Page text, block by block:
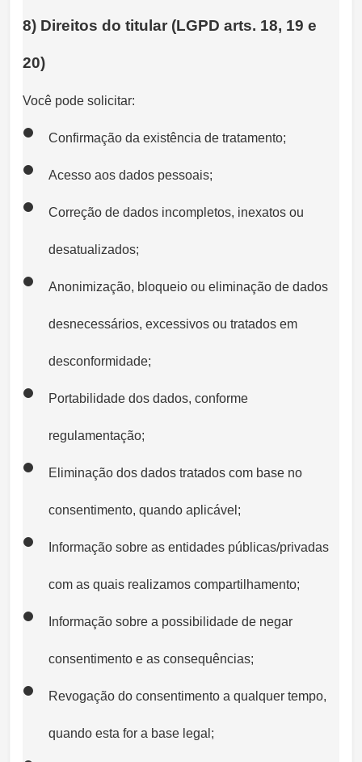
8) Direitos do titular (LGPD arts. 18, 19 e
20)
Você pode solicitar:
Confirmação da existência de tratamento;
Acesso aos dados pessoais;
Correção de dados incompletos, inexatos ou
desatualizados;
Anonimização, bloqueio ou eliminação de dados
desnecessários, excessivos ou tratados em
desconformidade;
Portabilidade dos dados, conforme
regulamentação;
Eliminação dos dados tratados com base no
consentimento, quando aplicável;
Informação sobre as entidades públicas/privadas
com as quais realizamos compartilhamento;
Informação sobre a possibilidade de negar
consentimento e as consequências;
Revogação do consentimento a qualquer tempo,
quando esta for a base legal;